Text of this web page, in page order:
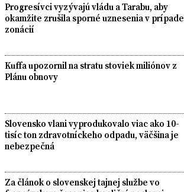
Progresívci vyzývajú vládu a Tarabu, aby
okamžite zrušila sporné uznesenia v prípade
zonácií
Kuffa upozornil na stratu stoviek miliónov z
Plánu obnovy
Slovensko vlani vyprodukovalo viac ako 10-
tisíc ton zdravotníckeho odpadu, väčšina je
nebezpečná
Za článok o slovenskej tajnej službe vo